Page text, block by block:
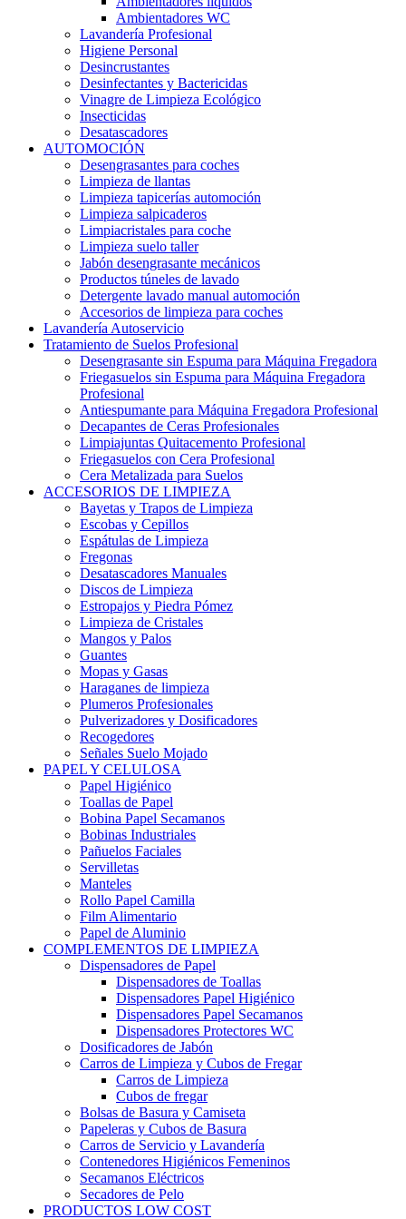
Ambientadores WC
Lavandería Profesional
Higiene Personal
Desincrustantes
Desinfectantes y Bactericidas
Vinagre de Limpieza Ecológico
Insecticidas
Desatascadores
AUTOMOCIÓN
Desengrasantes para coches
Limpieza de llantas
Limpieza tapicerías automoción
Limpieza salpicaderos
Limpiacristales para coche
Limpieza suelo taller
Jabón desengrasante mecánicos
Productos túneles de lavado
Detergente lavado manual automoción
Accesorios de limpieza para coches
Lavandería Autoservicio
Tratamiento de Suelos Profesional
Desengrasante sin Espuma para Máquina Fregadora
Friegasuelos sin Espuma para Máquina Fregadora
Profesional
Antiespumante para Máquina Fregadora Profesional
Decapantes de Ceras Profesionales
Limpiajuntas Quitacemento Profesional
Friegasuelos con Cera Profesional
Cera Metalizada para Suelos
ACCESORIOS DE LIMPIEZA
Bayetas y Trapos de Limpieza
Escobas y Cepillos
Espátulas de Limpieza
Fregonas
Desatascadores Manuales
Discos de Limpieza
Estropajos y Piedra Pómez
Limpieza de Cristales
Mangos y Palos
Guantes
Mopas y Gasas
Haraganes de limpieza
Plumeros Profesionales
Pulverizadores y Dosificadores
Recogedores
Señales Suelo Mojado
PAPEL Y CELULOSA
Papel Higiénico
Toallas de Papel
Bobina Papel Secamanos
Bobinas Industriales
Pañuelos Faciales
Servilletas
Manteles
Rollo Papel Camilla
Film Alimentario
Papel de Aluminio
COMPLEMENTOS DE LIMPIEZA
Dispensadores de Papel
Dispensadores de Toallas
Dispensadores Papel Higiénico
Dispensadores Papel Secamanos
Dispensadores Protectores WC
Dosificadores de Jabón
Carros de Limpieza y Cubos de Fregar
Carros de Limpieza
Cubos de fregar
Bolsas de Basura y Camiseta
Papeleras y Cubos de Basura
Carros de Servicio y Lavandería
Contenedores Higiénicos Femeninos
Secamanos Eléctricos
Secadores de Pelo
PRODUCTOS LOW COST